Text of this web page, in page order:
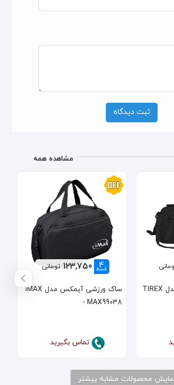
ثبت دیدگاه
مشاهده همه
4
قسط 123,750 تومانی
ساک ورزشی آیمکس مدل IMAX
- MAX99038
تماس بگیرید
ساک ورزشی تیرکس مدل TIREX